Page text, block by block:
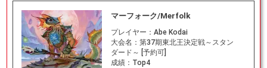
マーフォーク/Merfolk
プレイヤー： Abe Kodai
大会名： 第37期東北王決定戦～スタン
ダード～ [予約可]
成績： Top4